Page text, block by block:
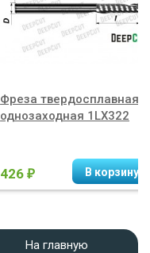
Фреза твердосплавная
однозаходная 1LX322
426 ₽
На главную